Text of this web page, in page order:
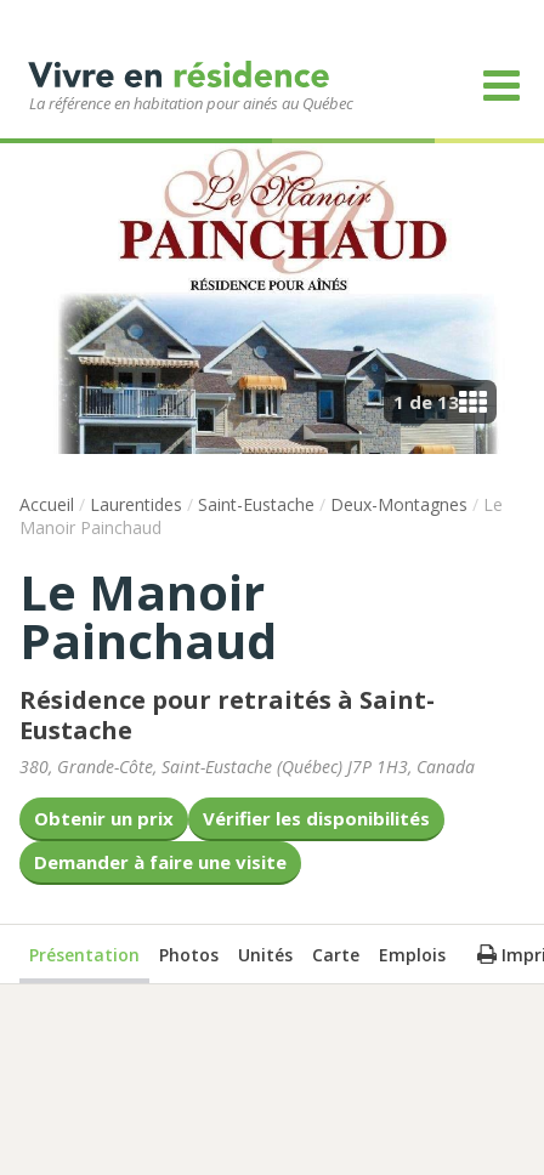
La référence en habitation pour ainés au Québec
1 de 13
Accueil / Laurentides / Saint-Eustache / Deux-Montagnes / Le
Manoir Painchaud
Le Manoir
Painchaud
Résidence pour retraités à Saint-
Eustache
380, Grande-Côte, Saint-Eustache (Québec) J7P 1H3, Canada
Obtenir un prix
Vérifier les disponibilités
Demander à faire une visite
Présentation Photos Unités Carte Emplois